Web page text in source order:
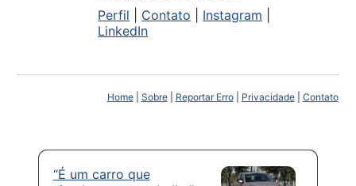
Perfil Contato Instagram
LinkedIn
Home| Sobre| Reportar Erro| Privacidade| Contato
“É um carro que